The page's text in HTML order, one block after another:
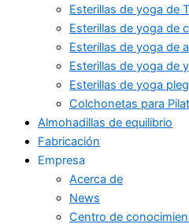
Esterillas de yoga de
Esterillas de yoga de
Esterillas de yoga de
Esterillas de yoga de
Esterillas de yoga
Colchonetas para
Almohadillas de equilibrio
Fabricación
Empresa
Acerca de
News
Centro de